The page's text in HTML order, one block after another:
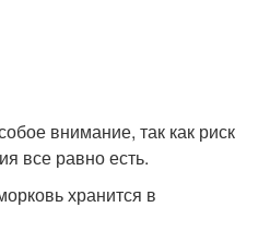
внимание, так как риск
все равно есть.
хранится в